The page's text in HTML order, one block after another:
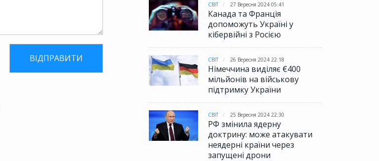
СВІТ 27 Вересня 2024 05:41
Канада та Франція
допоможуть Україні у
кібервійні з Росією
СВІТ 26 Вересня 2024 22:18
Німеччина виділяє €400
мільйонів на військову
підтримку України
СВІТ 25 Вересня 2024 22:30
РФ змінила ядерну
доктрину: може атакувати
неядерні країни через
запущені дрони